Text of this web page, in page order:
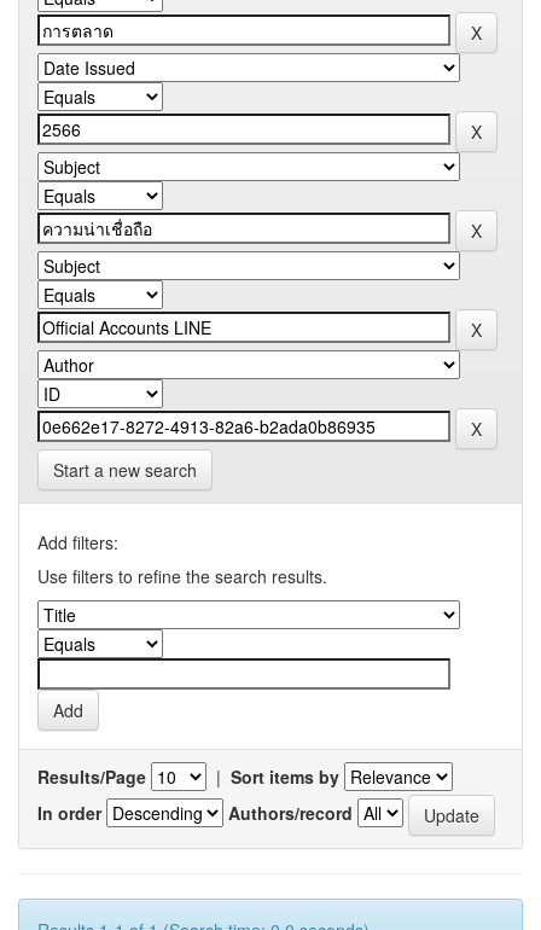
Start a new search
Add filters:
Use filters to refine the search results.
Results/Page | Sort items by
In order
Authors/record